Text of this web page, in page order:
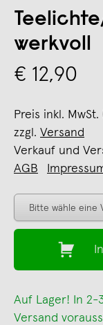
werkvoll
€ 12,90
Preis inkl.
zzgl. Versand
Verkauf und
AGB
Auf Lager! In 2-
Versand